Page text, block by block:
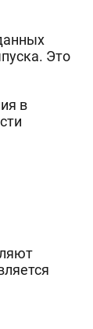
Это
в